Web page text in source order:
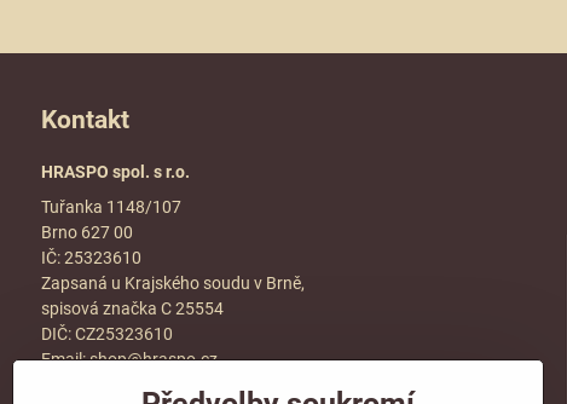
Kontakt
HRASPO spol. s r.o.
Tuřanka 1148/107
Brno 627 00
IČ: 25323610
Zapsaná u Krajského soudu v Brně,
spisová značka C 25554
DIČ: CZ25323610
Email:shop@hraspo.cz
Obchodní podmínky